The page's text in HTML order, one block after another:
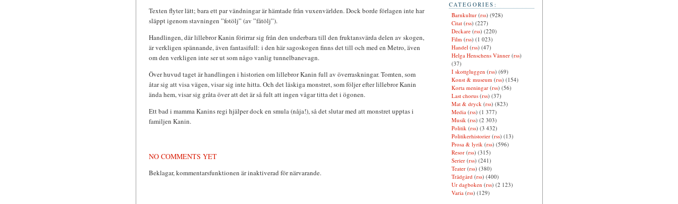
Texten flyter lätt; bara ett par vändningar är hämtade från vuxenvärlden. Dock borde förlagen inte har
släppt igenom stavningen ”fotölj” (av ”fåtölj”).
Handlingen, där lillebror Kanin förirrar sig från den underbara till den fruktansvärda delen av skogen,
är verkligen spännande, även fantasifull: i den här sagoskogen finns det till och med en Metro, även
om den verkligen inte ser ut som någo vanlig tunnelbanevagn.
Över huvud taget är handlingen i historien om lillebror Kanin full av överraskningar. Tomten, som
åtar sig att visa vägen, visar sig inte hitta. Och det läskiga monstret, som följer efter lillebror Kanin
ända hem, visar sig gråta över att det är så fult att ingen vågar titta det i ögonen.
Ett bad i mamma Kanins regi hjälper dock en smula (nåja!), så det slutar med att monstret upptas i
familjen Kanin.
NO COMMENTS YET
Beklagar, kommentarsfunktionen är inaktiverad för närvarande.
CATEGORIES:
Barnkultur(rss) (928)
Citat(rss) (227)
Deckare(rss) (220)
Film(rss) (1 023)
Handel(rss) (47)
Helga Henschens Vänner(rss)
(37)
I skottgluggen (rss) (69)
Konst & museum(rss) (154)
Korta meningar(rss) (56)
Last chorus(rss) (37)
Mat & dryck(rss) (823)
Media(rss) (1 377)
Musik(rss) (2 303)
Politik(rss) (3 432)
Politikerhistorier(rss) (13)
Prosa & lyrik(rss) (596)
Resor(rss) (315)
Serier(rss) (241)
Teater(rss) (380)
Trädgård(rss) (400)
Ur dagboken (rss) (2 123)
Varia(rss) (129)